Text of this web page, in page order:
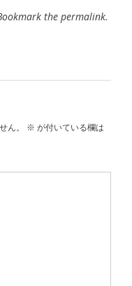
the permalink.
ん。
※ が付いている欄は